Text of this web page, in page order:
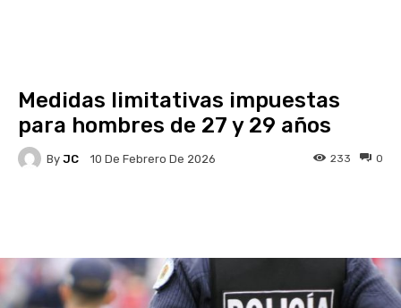
Medidas limitativas impuestas
para hombres de 27 y 29 años
By JC 10 De Febrero De 2026 0
233